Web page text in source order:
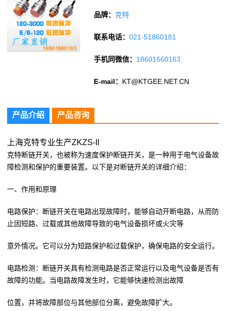
品牌： 克特
联系电话：021-51860181
手机同微信： 18601660163
E-mail： KT@KTGEE.NET.CN
产品介绍 产品咨询
上海克特专业生产ZKZS-II
克特断链开关，也被称为速度保护断链开关，是一种用于电气设备故
障检测和保护的重要装置。以下是对断链开关的详细介绍：
一、作用和原理
电路保护：断链开关在电路出现故障时，能够自动开断电路，从而防
止因短路、过载或其他故障导致的电气设备损坏或火灾等
意外情况。它可以分为短路保护和过载保护，确保电路的安全运行。
电路检测：断链开关具有检测电路是否正常运行以及电气设备是否有
故障的功能。当电路故障发生时，它能够快速检测出故障
位置，并将故障部位与其他部位分离，避免故障扩大。